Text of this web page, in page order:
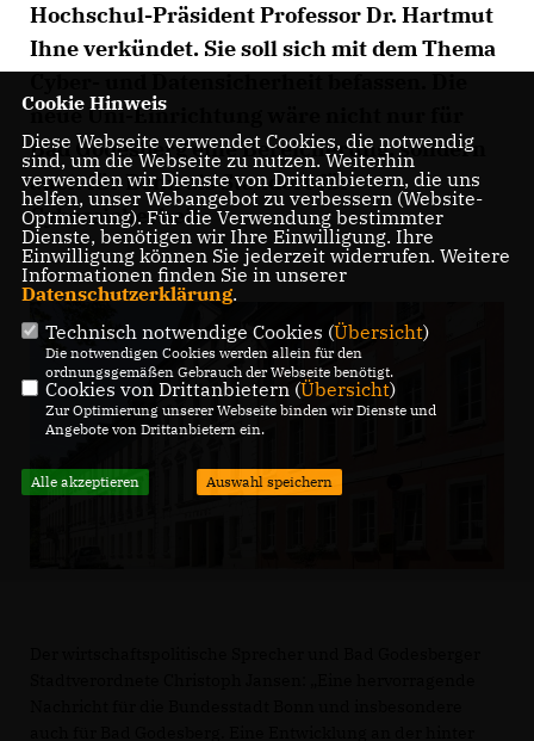
Hochschul-Präsident Professor Dr. Hartmut
Ihne verkündet. Sie soll sich mit dem Thema
neue Uni-Einrichtung wäre nicht nur für
Bad Godesberg eine Bereicherung, sondern
auch für Bonn als Standort für
Cybersicherheit.
Cookie Hinweis
Diese Webseite verwendet Cookies, die notwendig
sind, um die Webseite zu nutzen. Weiterhin
verwenden wir Dienste von Drittanbietern, die uns
helfen, unser Webangebot zu verbessern (Website-
Optmierung). Für die Verwendung bestimmter
Dienste, benötigen wir Ihre Einwilligung. Ihre
Einwilligung können Sie jederzeit widerrufen. Weitere
Informationen finden Sie in unserer
Datenschutzerklärung.
Technisch notwendige Cookies (Übersicht)
Die notwendigen Cookies werden allein für den
ordnungsgemäßen Gebrauch der Webseite benötigt.
Cookies von Drittanbietern (Übersicht)
Zur Optimierung unserer Webseite binden wir Dienste und
Angebote von Drittanbietern ein.
Alle akzeptieren Auswahl speichern